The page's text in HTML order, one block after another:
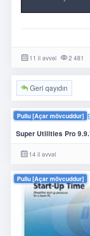
11 il əvvəl 2 481
Geri qayıdın
Pullu [Açar mövcuddur]
Super Utilities Pro
14 il əvvəl
Pullu [Açar mövcuddur]